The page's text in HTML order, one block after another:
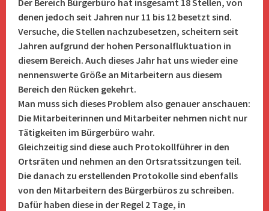
Der Bereich Bürgerbüro hat insgesamt 18 Stellen, von
denen jedoch seit Jahren nur 11 bis 12 besetzt sind.
Versuche, die Stellen nachzubesetzen, scheitern seit
Jahren aufgrund der hohen Personalfluktuation in
diesem Bereich. Auch dieses Jahr hat uns wieder eine
nennenswerte Größe an Mitarbeitern aus diesem
Bereich den Rücken gekehrt.
Man muss sich dieses Problem also genauer anschauen:
Die Mitarbeiterinnen und Mitarbeiter nehmen nicht nur
Tätigkeiten im Bürgerbüro wahr.
Gleichzeitig sind diese auch Protokollführer in den
Ortsräten und nehmen an den Ortsratssitzungen teil.
Die danach zu erstellenden Protokolle sind ebenfalls
von den Mitarbeitern des Bürgerbüros zu schreiben.
Dafür haben diese in der Regel 2 Tage, in